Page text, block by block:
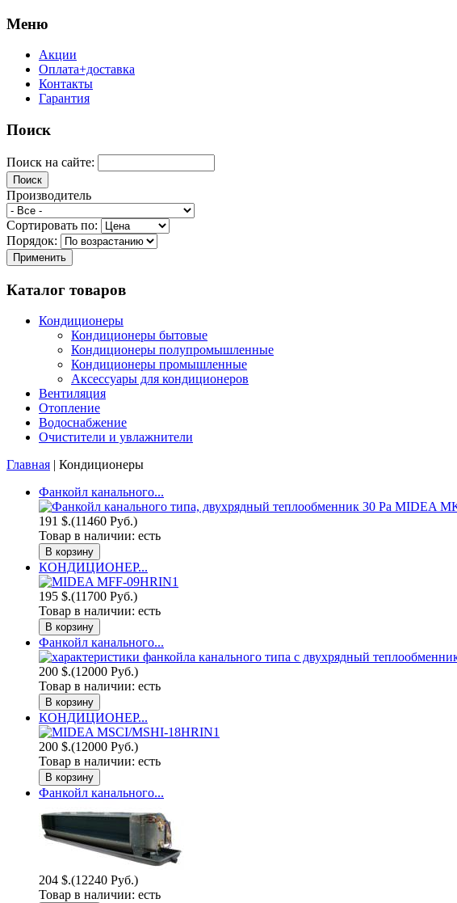
Меню
Акции
Оплата+доставка
Контакты
Гарантия
Поиск
Поиск на сайте:
Производитель
Сортировать по:
Порядок:
Каталог товаров
Кондиционеры
Кондиционеры бытовые
Кондиционеры полупромышленные
Кондиционеры промышленные
Аксессуары для кондиционеров
Вентиляция
Отопление
Водоснабжение
Очистители и увлажнители
Главная | Кондиционеры
Фанкойл канального...
191 $.(11460 Руб.)
Товар в наличии: есть
КОНДИЦИОНЕР...
195 $.(11700 Руб.)
Товар в наличии: есть
Фанкойл канального...
200 $.(12000 Руб.)
Товар в наличии: есть
КОНДИЦИОНЕР...
200 $.(12000 Руб.)
Товар в наличии: есть
Фанкойл канального...
204 $.(12240 Руб.)
Товар в наличии: есть